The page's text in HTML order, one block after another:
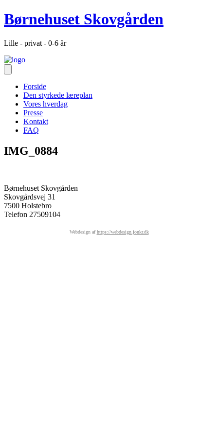
Børnehuset Skovgården
Lille - privat - 0-6 år
Forside
Den styrkede læreplan
Vores hverdag
Presse
Kontakt
FAQ
IMG_0884
Børnehuset Skovgården
Skovgårdsvej 31
7500 Holstebro
Telefon 27509104
Webdesign afhttps://webdesign.jonkr.dk